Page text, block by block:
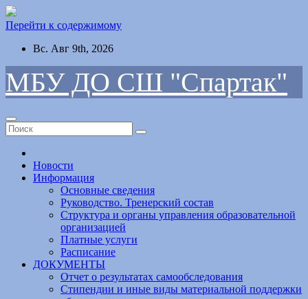
Перейти к содержимому
Вс. Авг 9th, 2026
МБУ ДО СШ "Спартак"
Новости
Информация
Основные сведения
Руководство. Тренерский состав
Структура и органы управления образовательной
организацией
Платные услуги
Расписание
ДОКУМЕНТЫ
Отчет о результатах самообследования
Стипендии и иные виды материальной поддержки